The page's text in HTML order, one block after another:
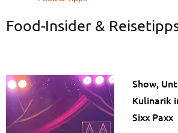
Food-Insider &
Show,
Kulinarik
Sixx Paxx